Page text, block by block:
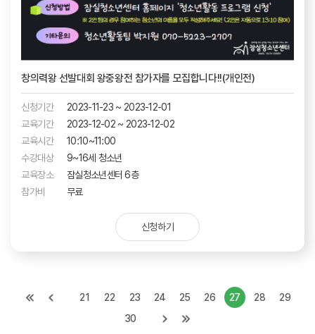
창의력왕 선발대회 왕중왕전 참가자를 모집합니다!!(개인전)
신청기간
2023-11-23 ~ 2023-12-01
교육기간
2023-12-02 ~ 2023-12-02
교육시간
10:10~11:00
수강대상
9~16세 청소년
교육장소
잠실청소년센터 6층
참가비
무료
신청하기
21 22 23 24 25 26 27 28
29
30